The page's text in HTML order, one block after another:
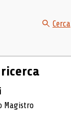
Cerca
Magistro